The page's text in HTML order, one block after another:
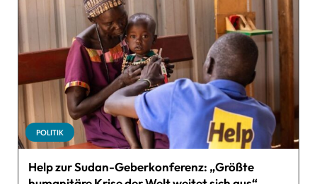
POLITIK
Help zur Sudan-Geberkonferenz: „Größte